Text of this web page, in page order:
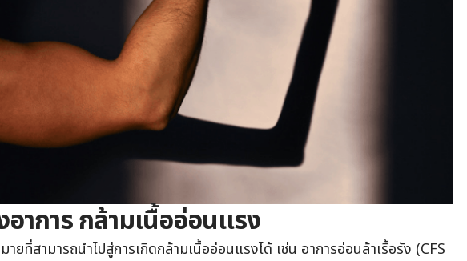
อาการ กล้ามเนื้ออ่อนแรง
ายที่สามารถนำไปสู่การเกิดกล้ามเนื้ออ่อนแรงได้ เช่น อาการอ่อนล้าเรื้อรัง (CFS